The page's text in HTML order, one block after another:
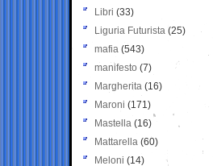
Libri (33)
Liguria Futurista (25)
mafia (543)
manifesto (7)
Margherita (16)
Maroni (171)
Mastella (16)
Mattarella (60)
Meloni (14)